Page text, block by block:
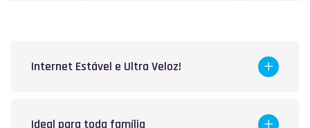
Internet Estável e Ultra Veloz!
Ideal para toda família